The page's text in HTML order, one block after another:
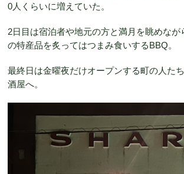
0人くらいに増えていた。
2日目は宿泊者や地元の方と満月を眺めなが
の特産品を炙ってはつまみ食いするBBQ。
最終日は金曜夜だけオープンする町の人た
酒屋へ。